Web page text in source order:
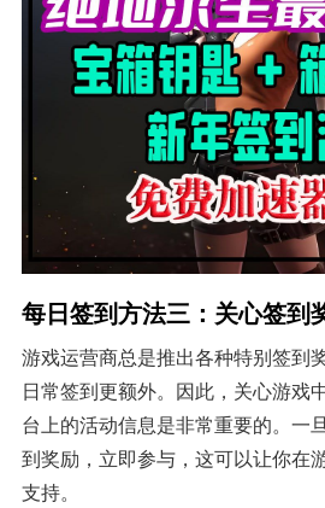
每日签到方法三：关心签到
游戏运营商总是推出各种特别签到
日常签到更额外。因此，关心游戏
台上的活动信息是非常重要的。一
到奖励，立即参与，这可以让你在
支持。